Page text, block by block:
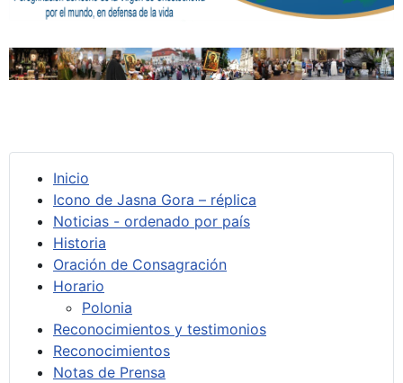
Inicio
Icono de Jasna Gora – réplica
Noticias - ordenado por país
Historia
Oración de Consagración
Horario
Polonia
Reconocimientos y testimonios
Reconocimientos
Notas de Prensa